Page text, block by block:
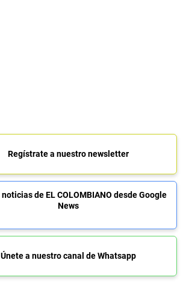
Regístrate a nuestro newsletter
de EL COLOMBIANO desde Google
News
Únete a nuestro canal de Whatsapp